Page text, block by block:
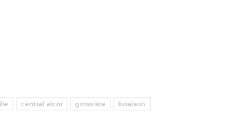
central alcor grossiste livraison